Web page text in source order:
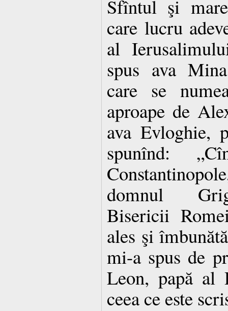
Sfîntul şi
care lucru
al
spus ava
care se
aproape de
ava Evloghie,
spunînd:
domnul
Bisericii
ales şi
mi-a spus de
Leon, papă al
ceea ce este